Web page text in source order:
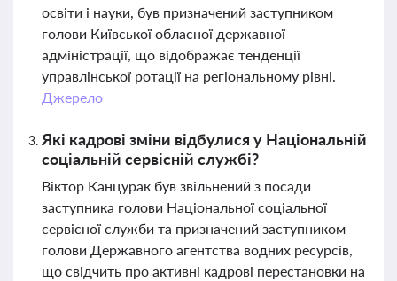
освіти і науки, був призначений заступником
голови Київської обласної державної
адміністрації, що відображає тенденції
управлінської ротації на регіональному рівні.
Джерело
Які кадрові зміни відбулися у Національній
соціальній сервісній службі?
Віктор Канцурак був звільнений з посади
заступника голови Національної соціальної
сервісної служби та призначений заступником
голови Державного агентства водних ресурсів,
що свідчить про активні кадрові перестановки на